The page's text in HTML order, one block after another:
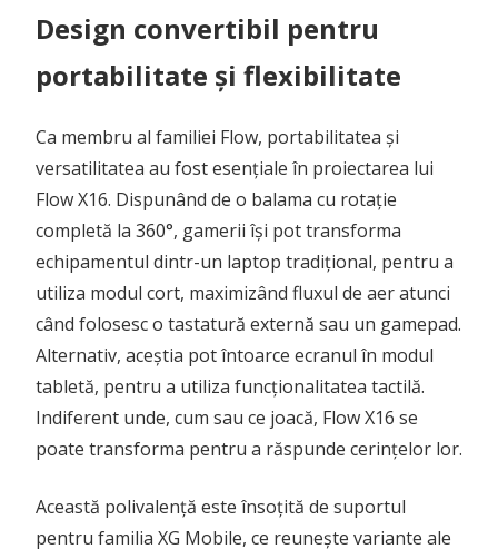
Design convertibil pentru
portabilitate și flexibilitate
Ca membru al familiei Flow, portabilitatea și
versatilitatea au fost esențiale în proiectarea lui
Flow X16. Dispunând de o balama cu rotație
completă la 360°, gamerii își pot transforma
echipamentul dintr-un laptop tradițional, pentru a
utiliza modul cort, maximizând fluxul de aer atunci
când folosesc o tastatură externă sau un gamepad.
Alternativ, aceștia pot întoarce ecranul în modul
tabletă, pentru a utiliza funcționalitatea tactilă.
Indiferent unde, cum sau ce joacă, Flow X16 se
poate transforma pentru a răspunde cerințelor lor.
Această polivalență este însoțită de suportul
pentru familia XG Mobile, ce reunește variante ale